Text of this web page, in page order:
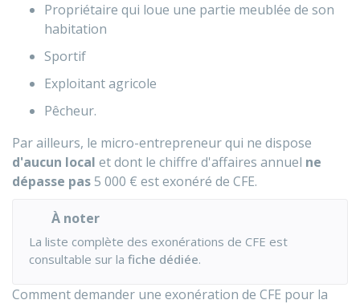
Propriétaire qui loue une partie meublée de son
habitation
Sportif
Exploitant agricole
Pêcheur.
Par ailleurs, le micro-entrepreneur qui ne dispose
d'aucun local et dont le chiffre d'affaires annuel ne
dépasse pas5 000 € est exonéré de CFE.
À noter
La liste complète des exonérations de CFE est
consultable sur la fiche dédiée.
Comment demander une exonération de CFE pour la